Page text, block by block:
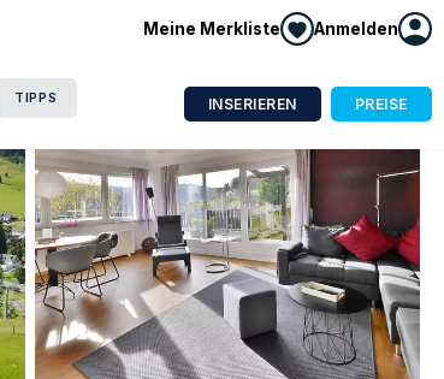
Meine Merkliste Anmelden
TIPPS INSERIEREN PREISE